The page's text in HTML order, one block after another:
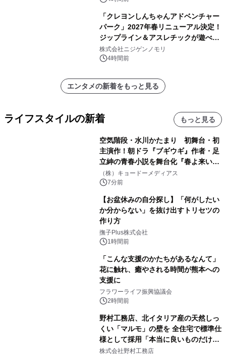
「クレヨンしんちゃんアドベンチャー
パーク」2027年春リニューアル決定！
ジップライン＆アスレチックが遊べる
のは今年が最後！ 「ラスト！ドキがム
ネムネ～大作戦！」始動
株式会社ニジゲンノモリ
4時間前
エンタメの新着をもっと見る
ライフスタイルの新着 もっと見る
空気階段・水川かたまり 初舞台・初
主演作！朝ドラ『ブギウギ』作者・足
立紳の青春小説を舞台化『春よ来い、
マジで来い』キービジュアル解禁！
（株）キョードーメディアス
7分前
【お盆休みの自分探し】「何がしたい
か分からない」を抜け出すトリセツの
作り方
撫子Plus株式会社
1時間前
「こんな支援のかたちがあるなんて」
花に触れ、癒やされる時間が熊本への
支援に
フラワーライフ振興協議会
2時間前
野村工務店、北イタリア産の天然しっ
くい「マルモ」の壁を 全住宅で標準仕
様として採用「本当に良いものだけに
こだわる」
株式会社野村工務店